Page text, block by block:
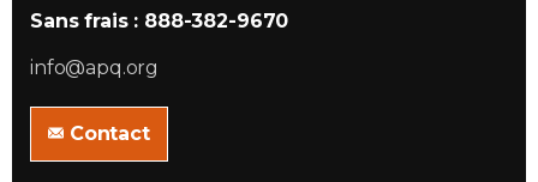
Sans frais : 888-382-9670
info@apq.org
Contact